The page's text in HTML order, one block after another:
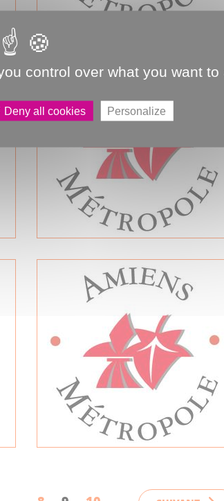
control over what you want to
Deny all cookies Personalize